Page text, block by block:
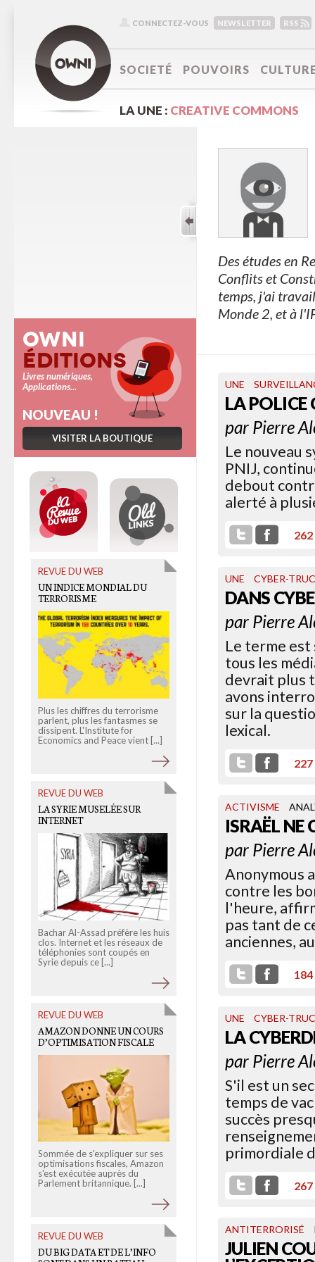
CONNECTEZ-VOUS NEWSLETTER RSS
SOCIETÉ POUVOIRS
LA UNE : CREATIVE COMMONS
Des études en
Conflits et
temps, j'ai
Monde 2, et à
UNE
LA POLICE
par Pierre
Le nouveau
PNIJ,
debout
alerté à
262
UNE CYBER-
DANS
par Pierre
Le terme
tous les
devrait plus
avons
sur la
lexical.
227
ACTIVISME
ISRAËL NE
par Pierre
Anonymous
contre les
l'heure,
pas tant de
anciennes,
184
UNE CYBER-
LA
par Pierre
S'il est un
temps de
succès
primordiale
267
ANTITERRORISÉ
JULIEN
Owni
Éditions
Livres numériques,
Applications...
NOUVEAU !
VISITER LA BOUTIQUE
REVUE DU WEB
UN INDICE MONDIAL DU
TERRORISME
Plus les chiffres du terrorisme
parlent, plus les fantasmes se
dissipent. L'Institute for
Economics and Peace vient [...]
REVUE DU WEB
LA SYRIE MUSELÉE SUR
INTERNET
Bachar Al-Assad préfère les huis
clos. Internet et les réseaux de
téléphonies sont coupés en
Syrie depuis ce [...]
REVUE DU WEB
AMAZON DONNE UN COURS
D’OPTIMISATION FISCALE
Sommée de s'expliquer sur ses
optimisations fiscales, Amazon
s'est exécutée auprès du
Parlement britannique. [...]
REVUE DU WEB
DU BIG DATA ET DE L’INFO
IL Y A QUELQUE CHOSE DE
POURRI AU ROYAUME DES
Comme l'environnement
les gares changent et se
Symbole de ce changement, [...]
OLD LINKS
LES URNES SERONT-ELLES
FUNÉRAIRES ?
Agitation de campagne, les
référendum proposés par le
président-candidat constituent
un élément d'une [...]
OLD LINKS
LE MEILLEUR DES SERIOUS
Ce 11 mai en Belgique, les
professionnels desserious
, ces jeux vidéo à
professionnelle, [...]